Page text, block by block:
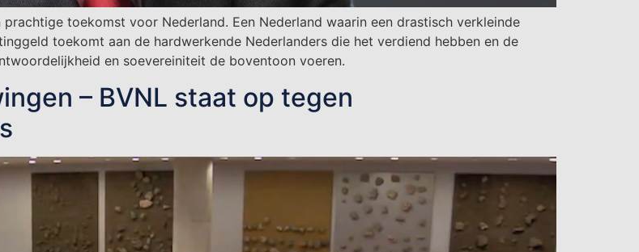
toekomst voor Nederland. Een Nederland waarin een drastisch verkleinde
toekomt aan de hardwerkende Nederlanders die het verdiend hebben en de
en soevereiniteit de boventoon voeren.
– BVNL staat op tegen